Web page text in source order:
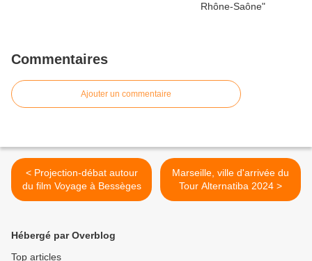
Commentaires
Ajouter un commentaire
< Projection-débat autour
du film Voyage à Bessèges
Marseille, ville d'arrivée du
Tour Alternatiba 2024 >
Hébergé par Overblog
Top articles